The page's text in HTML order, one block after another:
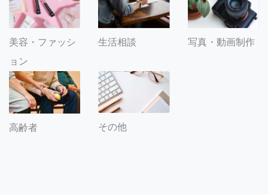
美容・ファッシ
ョン
生活相談 写真・動画制作
高齢者 その他